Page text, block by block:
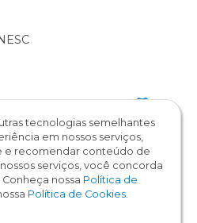
Copyright © 2026 / UNESC
Todos os direitos reservados
tecnologias semelhantes
em nossos serviços,
e recomendar conteúdo de
serviços, você concorda
nossa Política de
Política de Cookies.